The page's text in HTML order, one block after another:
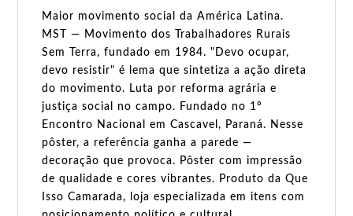
Maior movimento social da América Latina.
MST — Movimento dos Trabalhadores Rurais
Sem Terra, fundado em 1984. "Devo ocupar,
devo resistir" é lema que sintetiza a ação direta
do movimento. Luta por reforma agrária e
justiça social no campo. Fundado no 1º
Encontro Nacional em Cascavel, Paraná. Nesse
pôster, a referência ganha a parede —
decoração que provoca. Pôster com impressão
de qualidade e cores vibrantes. Produto da Que
Isso Camarada, loja especializada em itens com